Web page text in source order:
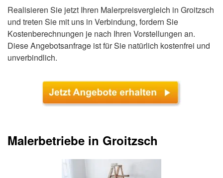
Realisieren Sie jetzt Ihren Malerpreisvergleich in Groitzsch
und treten Sie mit uns in Verbindung, fordern Sie
Kostenberechnungen je nach Ihren Vorstellungen an.
Diese Angebotsanfrage ist für Sie natürlich kostenfrei und
unverbindlich.
Malerbetriebe in Groitzsch